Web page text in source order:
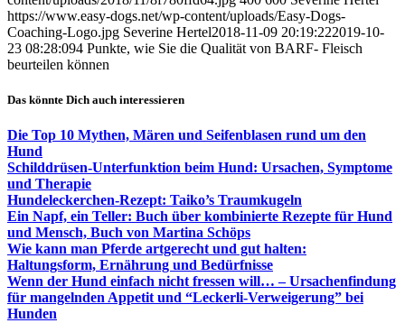
https://www.easy-dogs.net/wp-content/uploads/Easy-Dogs-
Coaching-Logo.jpg Severine Hertel2018-11-09 20:19:222019-10-
23 08:28:094 Punkte, wie Sie die Qualität von BARF- Fleisch
beurteilen können
Das könnte Dich auch interessieren
Die Top 10 Mythen, Mären und Seifenblasen rund um den
Hund
Schilddrüsen-Unterfunktion beim Hund: Ursachen, Symptome
und Therapie
Hundeleckerchen-Rezept: Taiko’s Traumkugeln
Ein Napf, ein Teller: Buch über kombinierte Rezepte für Hund
und Mensch, Buch von Martina Schöps
Wie kann man Pferde artgerecht und gut halten:
Haltungsform, Ernährung und Bedürfnisse
Wenn der Hund einfach nicht fressen will… – Ursachenfindung
für mangelnden Appetit und “Leckerli-Verweigerung” bei
Hunden